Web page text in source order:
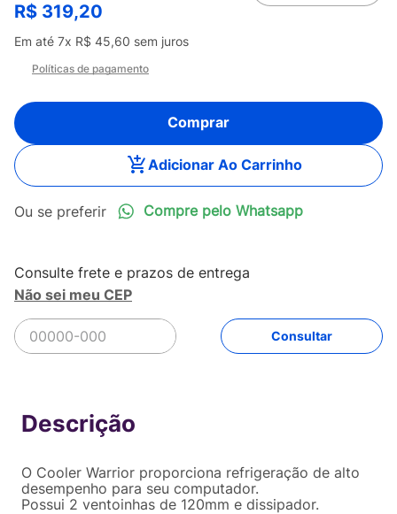
R$ 319,20
Em até 7x R$ 45,60 sem juros
Políticas de pagamento
Comprar
Adicionar Ao Carrinho
Compre pelo Whatsapp
Não sei meu CEP
R$319,20
45
O Cooler Warrior proporciona refrigeração de alto
desempenho para seu computador.
Possui 2 ventoinhas de 120mm e dissipador.